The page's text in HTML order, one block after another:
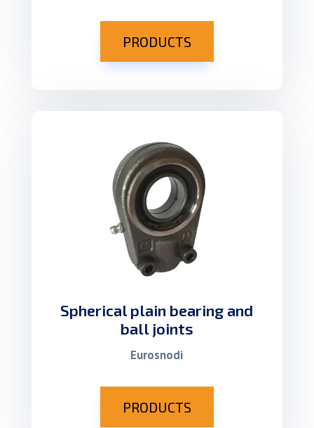
PRODUCTS
Spherical plain bearing and
ball joints
Eurosnodi
PRODUCTS